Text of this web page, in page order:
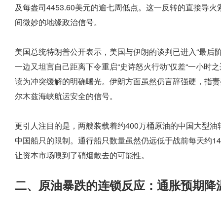
及每盎司4453.60美元的逾七周低点。这一反转的直接导
间微妙的地缘政治信号。
美国总统特朗普公开表示，美国与伊朗的谈判已进入“最后
一边又坦言自己距离下令重启“史诗怒火行动”仅差“一小时
读为冲突缓解的明确曙光。伊朗方面虽然仍言辞强硬，指
尔木兹海峡航运安全的信号。
更引人注目的是，两艘装载着约400万桶原油的中国大型
中国船只的限制。通行船只数量虽然仍远低于战前每天约
让资本市场嗅到了硝烟散去的可能性。
二、原油暴跌的连锁反应：通胀预期